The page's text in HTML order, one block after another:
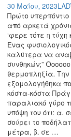
30 Μαΐου, 2023
Πρώτο υπερπόντιο
από αρκετά
‘φερε τότε η
Ένας
καλύτερα να
συνθηκών;”
θερμοπληξία.
εξομολογήθηκα
κόστα-κόστα
παραλιακό γύρο
υπόψη του ότι: α.
σούρει το
μέτρα, β. σε …